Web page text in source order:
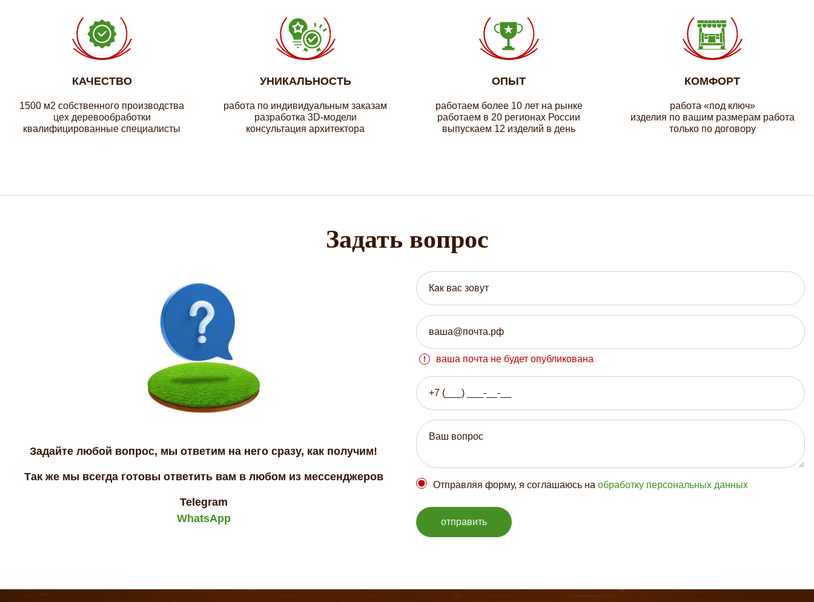
КАЧЕСТВО
1500 м2 собственного производства
цех деревообработки
квалифицированные специалисты
УНИКАЛЬНОСТЬ
работа по индивидуальным заказам
разработка 3D-модели
консультация архитектора
ОПЫТ
работаем более 10 лет на рынке
работаем в 20 регионах России
выпускаем 12 изделий в день
КОМФОРТ
работа «под ключ»
изделия по вашим размерам работа
только по договору
Задать вопрос
Задайте любой вопрос, мы ответим на него сразу, как получим!
Так же мы всегда готовы ответить вам в любом из мессенджеров
Telegram
WhatsApp
ваша почта не будет опубликована
Отправляя форму, я соглашаюсь на обработку персональных данных
отправить